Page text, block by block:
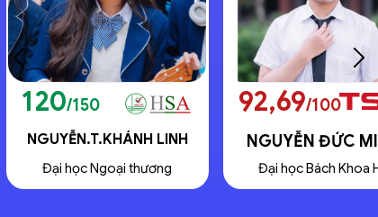
NGUYỄN ĐỨC MINH
Đại học Bách Khoa HN
92,69/100
BÙI THỊ DIỆU MAI
Đỗ Đại học 2025
118/150